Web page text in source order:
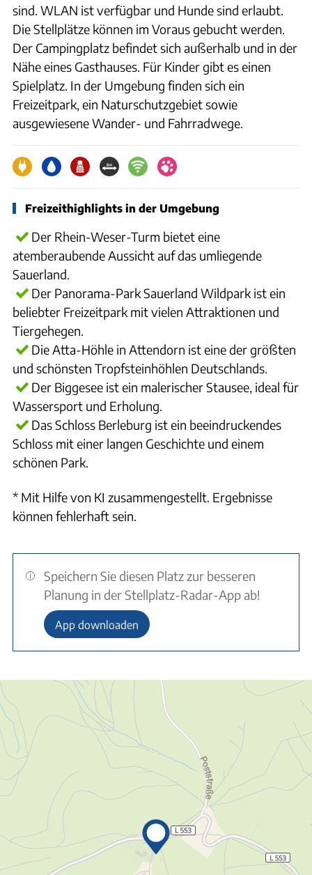
sind. WLAN ist verfügbar und Hunde sind erlaubt.
Die Stellplätze können im Voraus gebucht werden.
Der Campingplatz befindet sich außerhalb und in der
Nähe eines Gasthauses. Für Kinder gibt es einen
Spielplatz. In der Umgebung finden sich ein
Freizeitpark, ein Naturschutzgebiet sowie
ausgewiesene Wander- und Fahrradwege.
Freizeithighlights in der Umgebung
Der Rhein-Weser-Turm bietet eine
atemberaubende Aussicht auf das umliegende
Sauerland.
Der Panorama-Park Sauerland Wildpark ist ein
beliebter Freizeitpark mit vielen Attraktionen und
Tiergehegen.
Die Atta-Höhle in Attendorn ist eine der größten
und schönsten Tropfsteinhöhlen Deutschlands.
Der Biggesee ist ein malerischer Stausee, ideal für
Wassersport und Erholung.
Das Schloss Berleburg ist ein beeindruckendes
Schloss mit einer langen Geschichte und einem
schönen Park.
* Mit Hilfe von KI zusammengestellt. Ergebnisse
können fehlerhaft sein.
Speichern Sie diesen Platz zur besseren
Planung in der Stellplatz-Radar-App ab!
App downloaden